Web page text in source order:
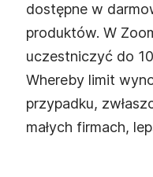
dostępne w
produktów. W
uczestniczyć do
Whereby limit
przypadku,
małych firmach,